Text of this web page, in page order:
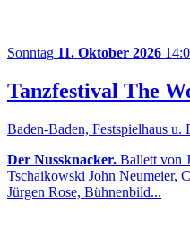
Sonntag 11. Oktober 2026
Tanzfestival The
Baden-Baden, Festspielhaus u.
Der Nussknacker. Ballett von
Tschaikowski John Neumeier,
Jürgen Rose, Bühnenbild...